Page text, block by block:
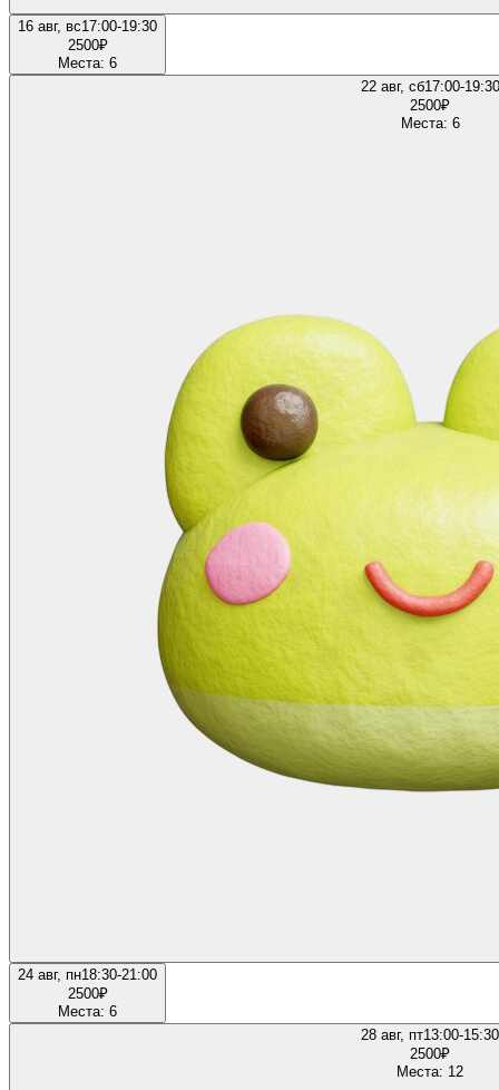
16 авг, вс17:00-19:30
2500₽
Места: 6
22 авг, сб17:00-19:30
2500₽
Места: 6
24 авг, пн18:30-21:00
2500₽
Места: 6
28 авг, пт13:00-15:30
2500₽
Места: 12